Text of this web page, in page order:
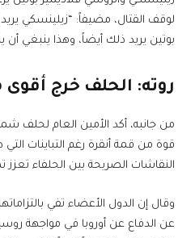
لوقف القتال، مضيفاً: “زيلينسكي يريد
بوتين يريد ذلك أيضاً، وهذا ينبغي
روته: الحلف خرج أقوى
من جانبه، أكد الأمين العام لحلف
قوة من قمة أنقرة رغم التباينات
النقاشات الصريحة بين الحلفاء تعزز
وقال إن الدول الأعضاء تفي
عن الدفاع عن أوروبا في مواجهة